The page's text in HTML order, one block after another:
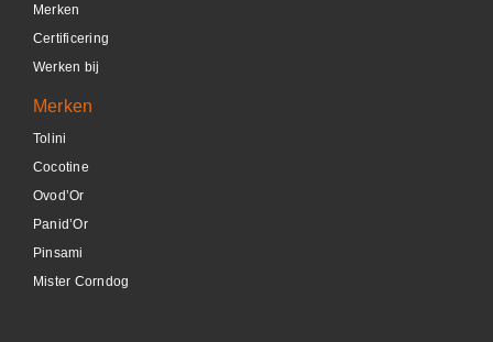
Merken
Certificering
Werken bij
Merken
Tolini
Cocotine
Ovod’Or
Panid’Or
Pinsami
Mister Corndog